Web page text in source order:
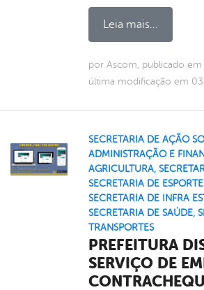
Leia mais...
por Ascom, publicado em
última modificação em
SECRETARIA DE AÇÃO
ADMINISTRAÇÃO E
AGRICULTURA,
SECRETARIA DE
SECRETARIA DE INFRA
SECRETARIA DE SAÚDE,
TRANSPORTES
PREFEITURA
SERVIÇO DE